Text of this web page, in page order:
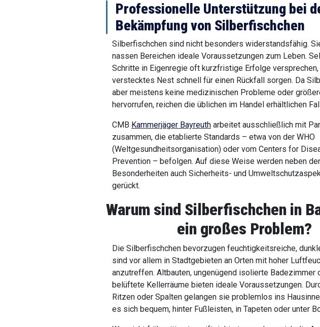
Professionelle Unterstützung bei
Bekämpfung von Silberfischchen
Silberfischchen sind nicht besonders widerstandsfähig.
nassen Bereichen ideale Voraussetzungen zum Leben.
Schritte in Eigenregie oft kurzfristige Erfolge versprechen,
verstecktes Nest schnell für einen Rückfall sorgen. Da
aber meistens keine medizinischen Probleme oder
hervorrufen, reichen die üblichen im Handel erhältlichen
CMB Kammerjäger Bayreuth arbeitet ausschließlich mit
zusammen, die etablierte Standards – etwa von der WHO
(Weltgesundheitsorganisation) oder vom Centers for
Prevention – befolgen. Auf diese Weise werden neben
Besonderheiten auch Sicherheits- und
gerückt.
Warum sind Silberfischchen in
ein großes Problem?
Die Silberfischchen bevorzugen feuchtigkeitsreiche,
sind vor allem in Stadtgebieten an Orten mit hoher
anzutreffen. Altbauten, ungenügend isolierte Badezimmer
belüftete Kellerräume bieten ideale Voraussetzungen.
Ritzen oder Spalten gelangen sie problemlos ins
es sich bequem, hinter Fußleisten, in Tapeten oder unter